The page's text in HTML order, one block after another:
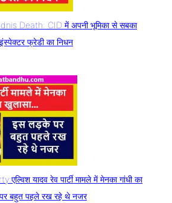
Death: CID में अपनी भूमिका से सबका
फ्रेडी का निधन
यादव रेव पार्टी मामले में मेनका गांधी का
बहुत पहले रख रहे थे नजर